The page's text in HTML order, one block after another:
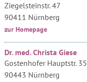
Ziegelsteinstr. 47
90411 Nürnberg
zur Homepage
Dr. med. Christa Giese
Gostenhofer Hauptstr. 35
90443 Nürnberg